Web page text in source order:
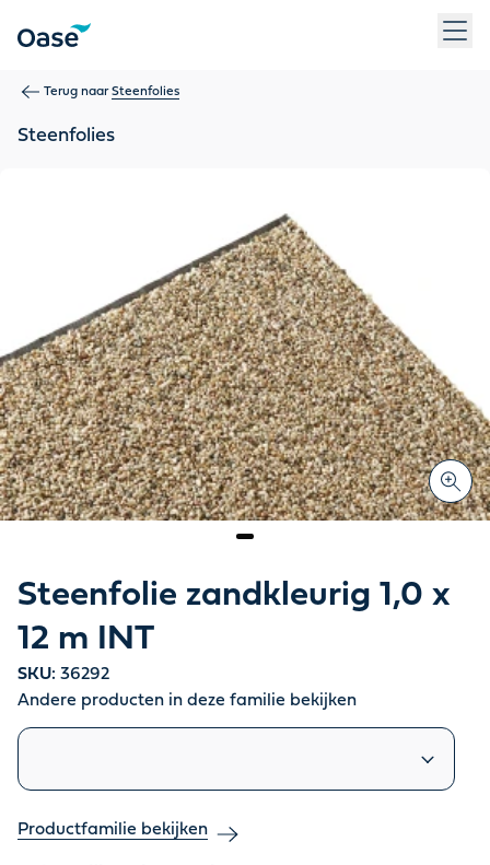
Terug naar Steenfolies
Steenfolies
Steenfolie zandkleurig 1,0 x
12 m INT
SKU: 36292
Andere producten in deze familie bekijken
Vergelijkbare producten
Productfamilie bekijken